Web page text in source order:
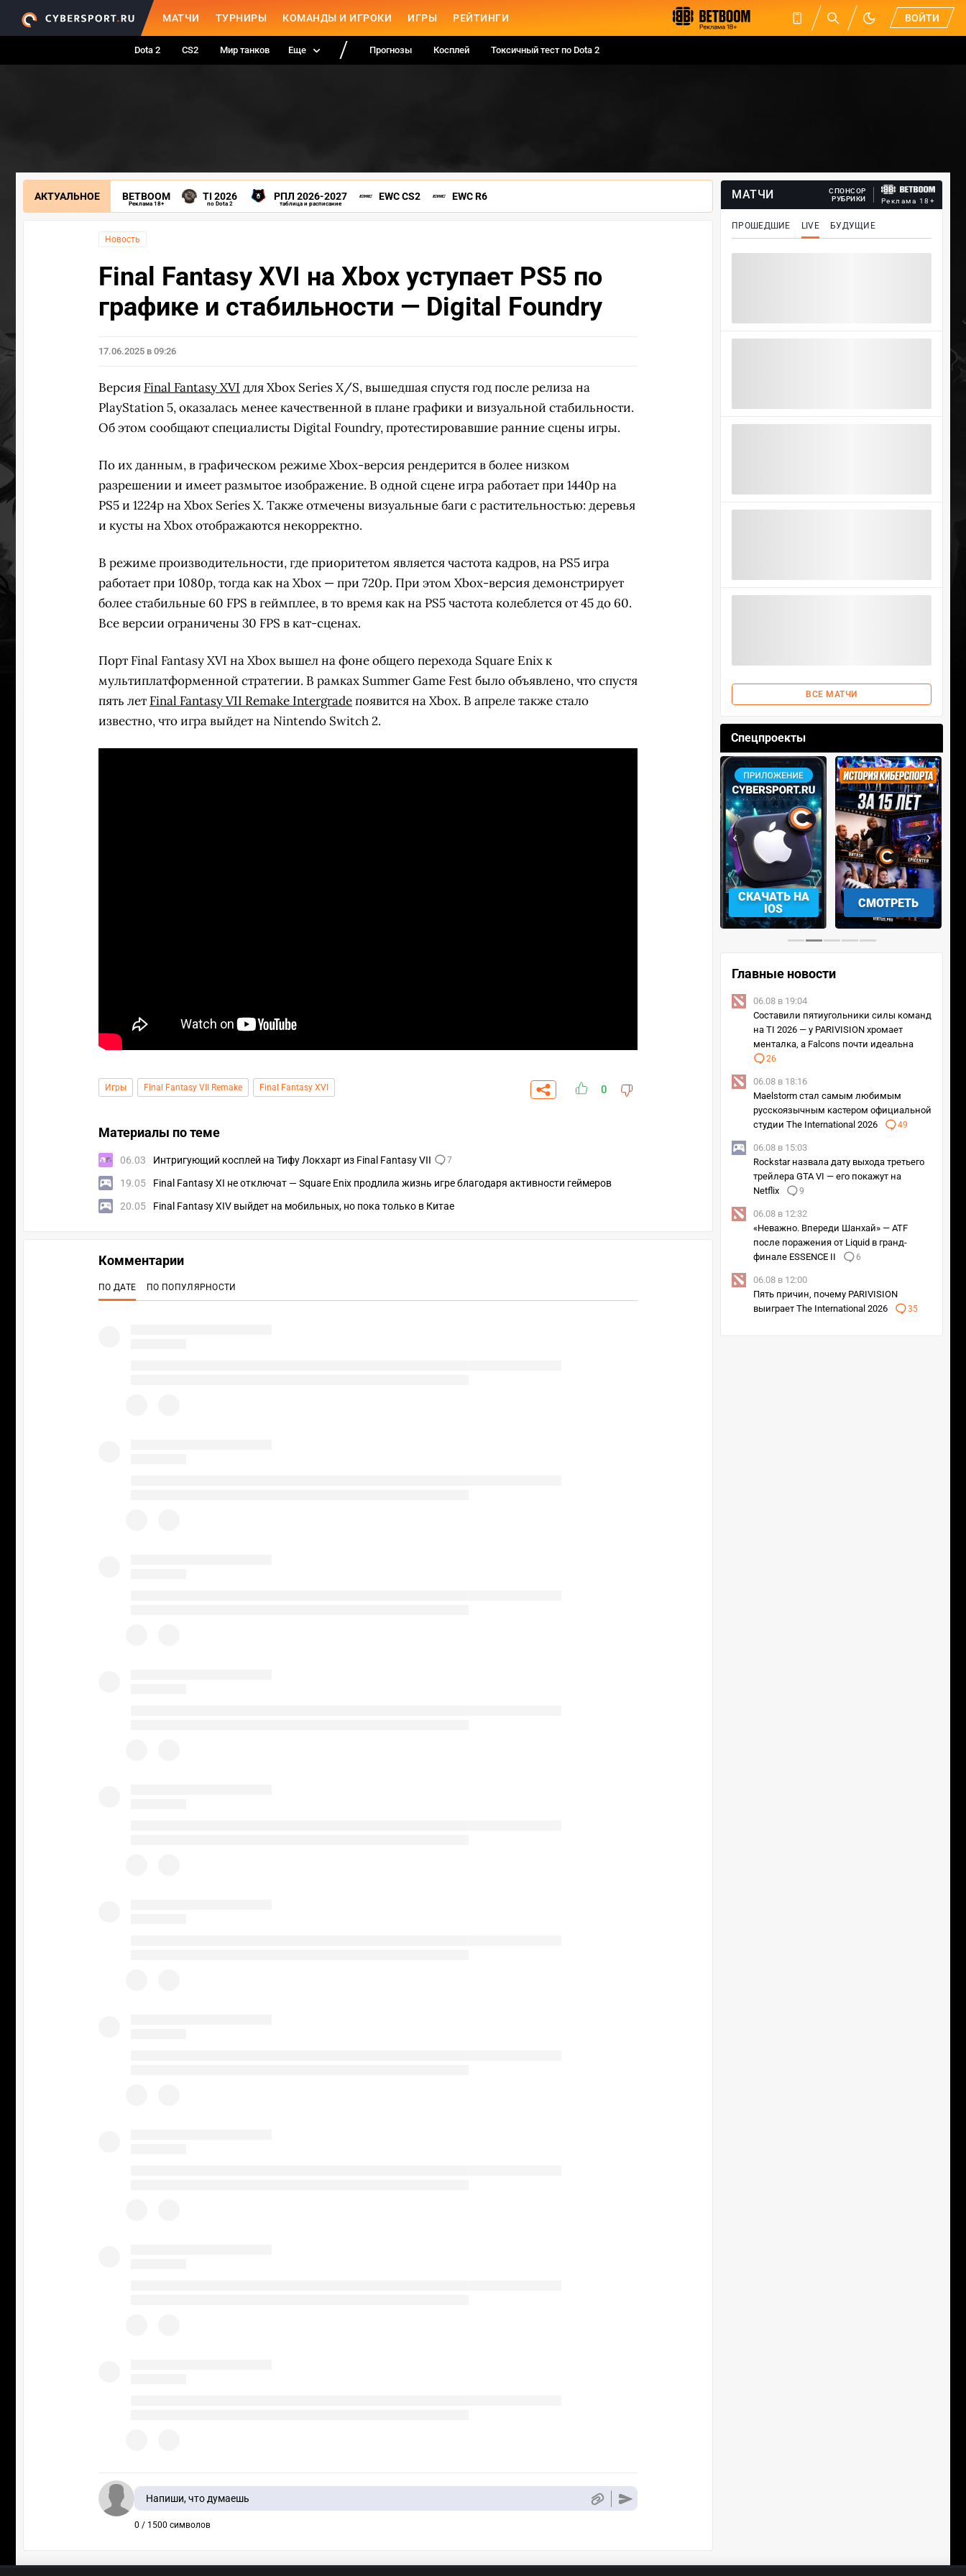
МАТЧИ ТУРНИРЫ КОМАНДЫ И ИГРОКИ ИГРЫ РЕЙТИНГИ ВОЙТИ
Dota 2 CS2 Мир танков Еще Прогнозы Косплей Токсичный тест по Dota 2
АКТУАЛЬНОЕ BETBOOM
Реклама 18+
TI 2026
по Dota 2
РПЛ 2026-2027
таблица и расписание
EWC CS2 EWC R6
Новость
Final Fantasy XVI на Xbox уступает PS5 по
графике и стабильности — Digital Foundry
17.06.2025 в 09:26
Версия Final Fantasy XVI для Xbox Series X/S, вышедшая спустя год после релиза на
PlayStation 5, оказалась менее качественной в плане графики и визуальной стабильности.
Об этом сообщают специалисты Digital Foundry, протестировавшие ранние сцены игры.
По их данным, в графическом режиме Xbox-версия рендерится в более низком
разрешении и имеет размытое изображение. В одной cцене игра работает при 1440p на
PS5 и 1224p на Xbox Series X. Также отмечены визуальные баги с растительностью: деревья
и кусты на Xbox отображаются некорректно.
В режиме производительности, где приоритетом является частота кадров, на PS5 игра
работает при 1080p, тогда как на Xbox — при 720p. При этом Xbox-версия демонстрирует
более стабильные 60 FPS в геймплее, в то время как на PS5 частота колеблется от 45 до 60.
Все версии ограничены 30 FPS в кат-сценах.
Порт Final Fantasy XVI на Xbox вышел на фоне общего перехода Square Enix к
мультиплатформенной стратегии. В рамках Summer Game Fest было объявлено, что спустя
пять лет Final Fantasy VII Remake Intergradeпоявится на Xbox. В апреле также стало
известно, что игра выйдет на Nintendo Switch 2.
Игры Final Fantasy VII Remake Final Fantasy XVI 0
Материалы по теме
06.03 Интригующий косплей на Тифу Локхарт из Final Fantasy VII 7
19.05
Final Fantasy XI не отключат — Square Enix продлила жизнь игре благодаря активности геймеров
20.05
Final Fantasy XIV выйдет на мобильных, но пока только в Китае
МАТЧИ
СПОНСОР
РУБРИКИ
Реклама 18+
ПРОШЕДШИЕ LIVE БУДУЩИЕ
ВСЕ МАТЧИ
Спецпроекты
СМОТРЕТЬ УЧАСТВОВАТЬ
‹ ›
Главные новости
06.08 в 19:04
Составили пятиугольники силы команд
на TI 2026 — у PARIVISION хромает
менталка, а Falcons почти идеальна
26
06.08 в 18:16
Maelstorm стал самым любимым
русскоязычным кастером официальной
студии The International 2026
49
06.08 в 15:03
Rockstar назвала дату выхода третьего
трейлера GTA VI — его покажут на
Netflix
9
06.08 в 12:32
«Неважно. Впереди Шанхай» — ATF
после поражения от Liquid в гранд-
финале ESSENCE II
6
06.08 в 12:00
Пять причин, почему PARIVISION
выиграет The International 2026
35
Комментарии
ПО ДАТЕ ПО ПОПУЛЯРНОСТИ
Напиши, что думаешь
0 / 1500 символов